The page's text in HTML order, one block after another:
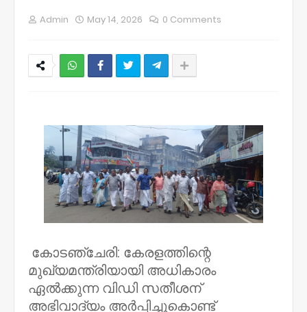
Admin May 14, 2026 0 Comments
കോടഞ്ചേരി: കേരളത്തിന്റെ
മുഖ്യമന്ത്രിയായി അധികാരം
ഏൽക്കുന്ന വിഡി സതീശന്
അഭിവാദ്യം അർപ്പിച്ചുകൊണ്ട്